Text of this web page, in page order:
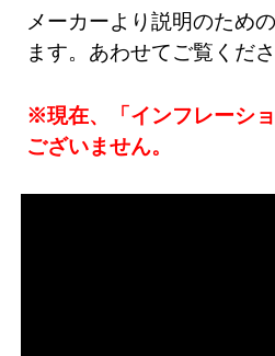
メーカーより説明のため
ます。あわせてご覧くださ
※現在、「インフレーシ
ございません。